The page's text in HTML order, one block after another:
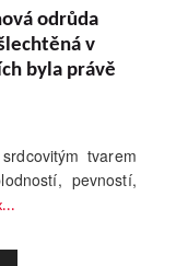
odrůda
v
byla právě
tvarem
pevností,